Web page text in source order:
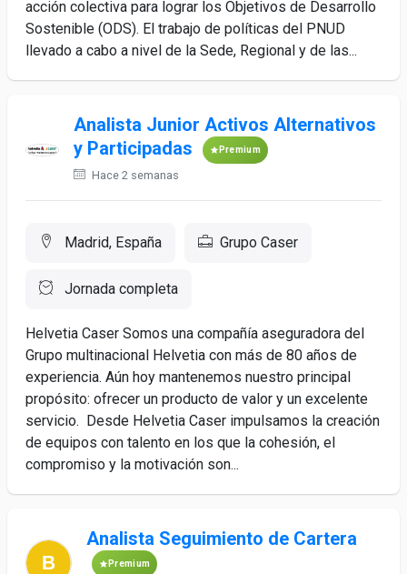
acción colectiva para lograr los Objetivos de Desarrollo
Sostenible (ODS). El trabajo de políticas del PNUD
llevado a cabo a nivel de la Sede, Regional y de las...
Analista Junior Activos Alternativos
y Participadas
Premium
Hace 2 semanas
Madrid, España Grupo Caser
Jornada completa
Helvetia Caser Somos una compañía aseguradora del
Grupo multinacional Helvetia con más de 80 años de
experiencia. Aún hoy mantenemos nuestro principal
propósito: ofrecer un producto de valor y un excelente
servicio. Desde Helvetia Caser impulsamos la creación
de equipos con talento en los que la cohesión, el
compromiso y la motivación son...
Analista Seguimiento de Cartera
Premium